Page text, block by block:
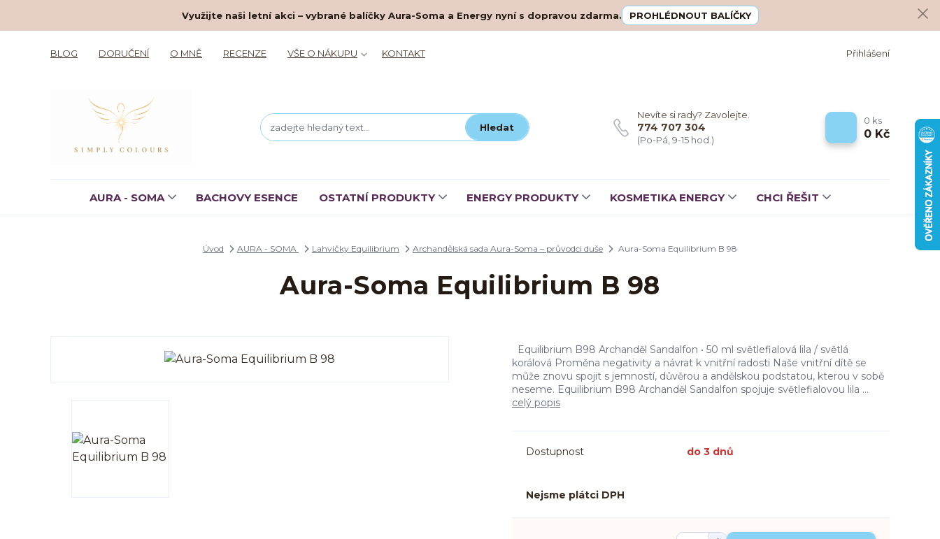
Využijte naši letní akci – vybrané balíčky Aura-Soma a Energy nyní s dopravou zdarma. PROHLÉDNOUT BALÍČKY
BLOG DORUČENÍ O MNĚ RECENZE VŠE O NÁKUPU KONTAKT Přihlášení
Hledat
Nevíte si rady? Zavolejte.
774 707 304
(Po-Pá, 9-15 hod.)
0 ks
0 Kč
AURA - SOMA BACHOVY ESENCE OSTATNÍ PRODUKTY ENERGY PRODUKTY KOSMETIKA ENERGY CHCI ŘEŠIT
Úvod AURA - SOMA Lahvičky Equilibrium Archandělská sada Aura-Soma – průvodci duše Aura-Soma Equilibrium B 98
Aura-Soma Equilibrium B 98
Equilibrium B98 Archanděl Sandalfon • 50 ml světlefialová lila / světlá
korálová Proměna negativity a návrat k vnitřní radosti Naše vnitřní dítě se
může znovu spojit s jemností, důvěrou a andělskou podstatou, kterou v sobě
neseme. Equilibrium B98 Archanděl Sandalfon spojuje světlefialovou lila ...
celý popis
Dostupnost do 3 dnů
Nejsme plátci DPH